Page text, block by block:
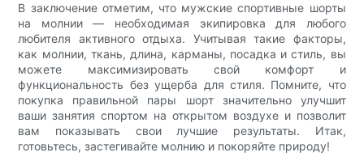
В заключение отметим, что мужские спортивные шорты
на молнии — необходимая экипировка для любого
любителя активного отдыха. Учитывая такие факторы,
как молнии, ткань, длина, карманы, посадка и стиль, вы
можете максимизировать свой комфорт и
функциональность без ущерба для стиля. Помните, что
покупка правильной пары шорт значительно улучшит
ваши занятия спортом на открытом воздухе и позволит
вам показывать свои лучшие результаты. Итак,
готовьтесь, застегивайте молнию и покоряйте природу!